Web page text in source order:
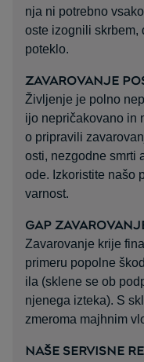
nja ni potrebno
oste izognili skrbem,
poteklo.
ZAVAROVANJE
Življenje je polno
ijo nepričakovano in
o pripravili
osti, nezgodne smrti
ode. Izkoristite našo
varnost.
GAP
Zavarovanje krije
primeru popolne
ila (sklene se ob
njenega izteka). S
zmeroma majhnim
NAŠE SERVISNE